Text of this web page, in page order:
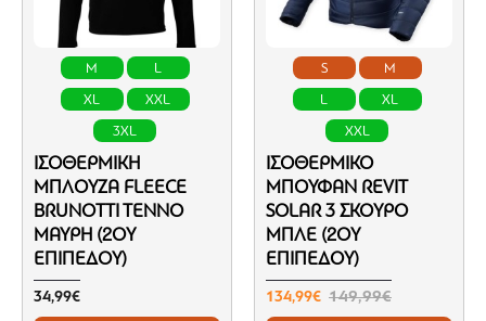
M L
XL XXL
3XL
ΙΣΟΘΕΡΜΙΚΉ
ΜΠΛΟΎΖΑ FLEECE
BRUNOTTI TENNO
ΜΑΎΡΗ (2ΟΥ
ΕΠΙΠΈΔΟΥ)
34,99€
S M
L XL
XXL
ΙΣΟΘΕΡΜΙΚΌ
ΜΠΟΥΦΆΝ REVIT
SOLAR 3 ΣΚΟΎΡΟ
ΜΠΛΕ (2ΟΥ
ΕΠΙΠΈΔΟΥ)
134,99€ 149,99€